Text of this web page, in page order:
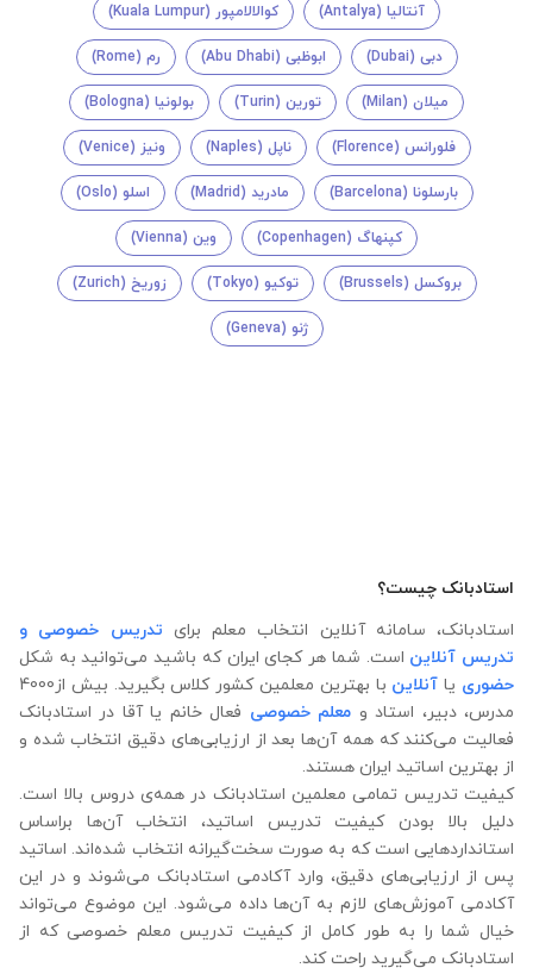
آنتالیا (Antalya) کوالالامپور (Kuala Lumpur)
دبی (Dubai) ابوظبی (Abu Dhabi) رم (Rome)
میلان (Milan) تورین (Turin) بولونیا (Bologna)
فلورانس (Florence) ناپل (Naples) ونیز (Venice)
بارسلونا (Barcelona) مادرید (Madrid) اسلو (Oslo)
کپنهاگ (Copenhagen) وین (Vienna)
بروکسل (Brussels) توکیو (Tokyo) زوریخ (Zurich)
ژنو (Geneva)
استادبانک چیست؟
استادبانک، سامانه آنلاین انتخاب معلم برای تدریس خصوصی و
تدریس آنلاین است. شما هر کجای ایران که باشید می‌توانید به شکل
حضوری یا آنلاین
با بهترین معلمین کشور کلاس بگیرید. بیش از4000
مدرس، دبیر، استاد و معلم خصوصی فعال خانم یا آقا در استادبانک
فعالیت می‌کنند که همه آن‌ها بعد از ارزیابی‌های دقیق انتخاب شده‌ و
از بهترین اساتید ایران هستند.
کیفیت تدریس تمامی معلمین استادبانک در همه‌ی دروس بالا است.
دلیل بالا بودن کیفیت تدریس اساتید، انتخاب آن‌ها براساس
استانداردهایی است که به صورت سخت‌گیرانه انتخاب شده‌اند. اساتید
پس از ارزیابی‌های دقیق، وارد آکادمی استادبانک می‌شوند و در این
آکادمی آموزش‌های لازم به آن‌ها داده می‌شود. این موضوع می‌تواند
خیال شما را به طور کامل از کیفیت تدریس معلم خصوصی که از
استادبانک می‌گیرید راحت کند.